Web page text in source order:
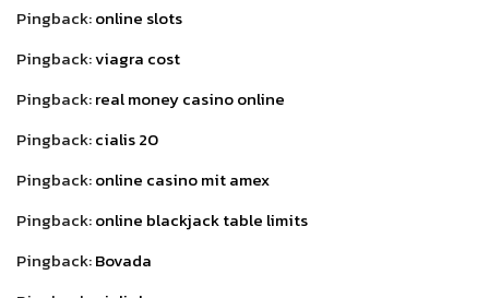
Pingback:online slots
Pingback:viagra cost
Pingback:real money casino online
Pingback:cialis 20
Pingback:online casino mit amex
Pingback:online blackjack table limits
Pingback:Bovada